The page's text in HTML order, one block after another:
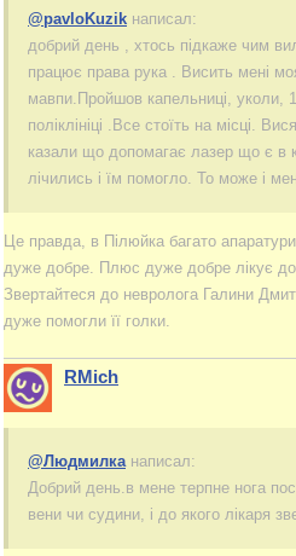
@pavloKuzik написал:
добрий день , хтось підкаже чим
працює права рука . Висить мені
мавпи.Пройшов капельниці, уколи,
поліклініці .Все стоїть на місці.
казали що допомагає лазер що є в
лічились і їм помогло. То може і
Це правда, в Пілюйка багато
дуже добре. Плюс дуже добре лікує
Звертайтеся до невролога Галини
дуже помогли її голки.
RMich
@Людмилка написал:
Добрий день.в мене терпне нога
вени чи судини, і до якого лікаря